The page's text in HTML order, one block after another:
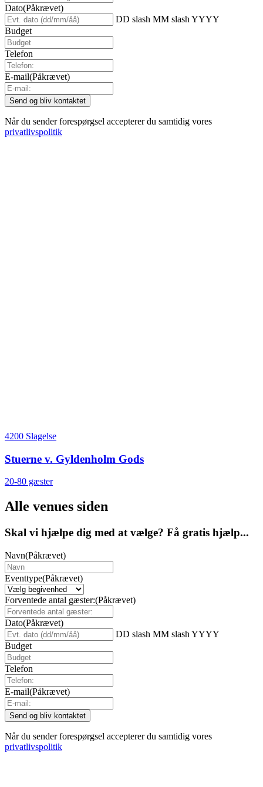
Dato(Påkrævet)
DD slash MM slash YYYY
Budget
Telefon
E-mail(Påkrævet)
Når du sender forespørgsel accepterer du samtidig vores
privatlivspolitik
4200 Slagelse
Stuerne v. Gyldenholm Gods
20-80 gæster
Alle venues siden
Skal vi hjælpe dig med at vælge? Få gratis hjælp...
Navn(Påkrævet)
Eventtype(Påkrævet)
Forventede antal gæster:(Påkrævet)
Dato(Påkrævet)
DD slash MM slash YYYY
Budget
Telefon
E-mail(Påkrævet)
Når du sender forespørgsel accepterer du samtidig vores
privatlivspolitik